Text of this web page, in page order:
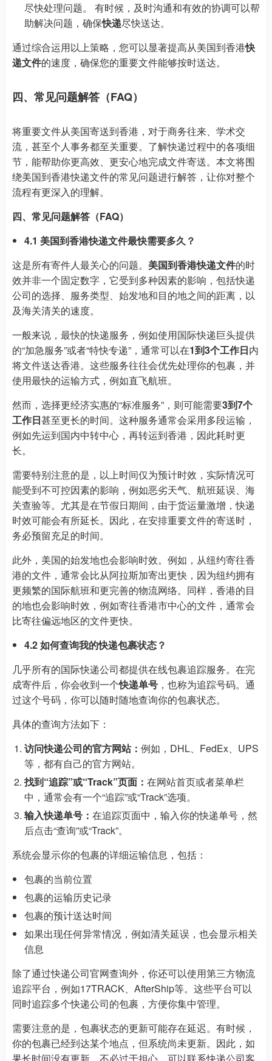
尽快处理问题。 有时候，及时沟通和有效的协调可以帮
助解决问题，确保快递尽快送达。
通过综合运用以上策略，您可以显著提高从美国到香港快
递文件的速度，确保您的重要文件能够按时送达。
四、常见问题解答（FAQ）
将重要文件从美国寄送到香港，对于商务往来、学术交
流，甚至个人事务都至关重要。了解快递过程中的各项细
节，能帮助你更高效、更安心地完成文件寄送。本文将围
绕美国到香港快递文件的常见问题进行解答，让你对整个
流程有更深入的理解。
四、常见问题解答（FAQ）
4.1 美国到香港快递文件最快需要多久？
这是所有寄件人最关心的问题。 美国到香港快递文件的时
效并非一个固定数字，它受到多种因素的影响，包括快递
公司的选择、服务类型、始发地和目的地之间的距离，以
及海关清关的速度。
一般来说，最快的快递服务，例如使用国际快递巨头提供
的“加急服务”或者“特快专递”，通常可以在1到3个工作日内
将文件送达香港。这些服务往往会优先处理你的包裹，并
使用最快的运输方式，例如直飞航班。
然而，选择更经济实惠的“标准服务”，则可能需要3到7个
工作日甚至更长的时间。这种服务通常会采用多段运输，
例如先运到国内中转中心，再转运到香港，因此耗时更
长。
需要特别注意的是，以上时间仅为预计时效，实际情况可
能受到不可控因素的影响，例如恶劣天气、航班延误、海
关查验等。尤其是在节假日期间，由于货运量激增，快递
时效可能会有所延长。因此，在安排重要文件的寄送时，
务必预留充足的时间。
此外，美国的始发地也会影响时效。例如，从纽约寄往香
港的文件，通常会比从阿拉斯加寄出更快，因为纽约拥有
更频繁的国际航班和更完善的物流网络。同样，香港的目
的地也会影响时效，例如寄往香港市中心的文件，通常会
比寄往偏远地区的文件更快。
4.2 如何查询我的快递包裹状态？
几乎所有的国际快递公司都提供在线包裹追踪服务。在完
成寄件后，你会收到一个快递单号 ，也称为追踪号码。通
过这个号码，你可以随时随地查询你的包裹状态。
具体的查询方法如下：
访问快递公司的官方网站： 例如，DHL、FedEx、UPS
等，都有自己的官方网站。
找到“追踪”或“Track”页面： 在网站首页或者菜单栏
中，通常会有一个“追踪”或“Track”选项。
输入快递单号： 在追踪页面中，输入你的快递单号，然
后点击“查询”或“Track”。
系统会显示你的包裹的详细运输信息，包括：
包裹的当前位置
包裹的运输历史记录
包裹的预计送达时间
如果出现任何异常情况，例如清关延误，也会显示相关
信息
除了通过快递公司官网查询外，你还可以使用第三方物流
追踪平台，例如17TRACK、AfterShip等。这些平台可以
同时追踪多个快递公司的包裹，方便你集中管理。
需要注意的是，包裹状态的更新可能存在延迟。有时候，
你的包裹已经到达某个地点，但系统尚未更新。因此，如